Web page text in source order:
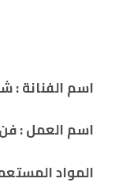
اسم الفنانة :
اسم العمل :
المواد